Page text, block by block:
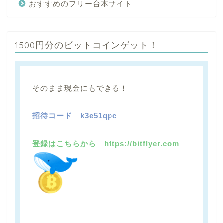
おすすめのフリー台本サイト
1500円分のビットコインゲット！
そのまま現金にもできる！
招待コード k3e51qpc
登録はこちらから https://bitflyer.com